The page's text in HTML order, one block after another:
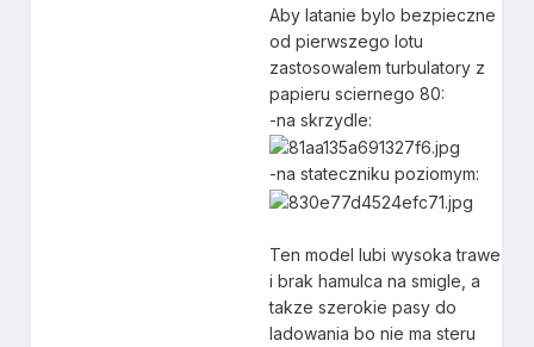
Aby latanie bylo bezpieczne
od pierwszego lotu
zastosowalem turbulatory z
papieru sciernego 80:
-na skrzydle:
-na stateczniku poziomym:
Ten model lubi wysoka trawe
i brak hamulca na smigle, a
takze szerokie pasy do
ladowania bo nie ma steru